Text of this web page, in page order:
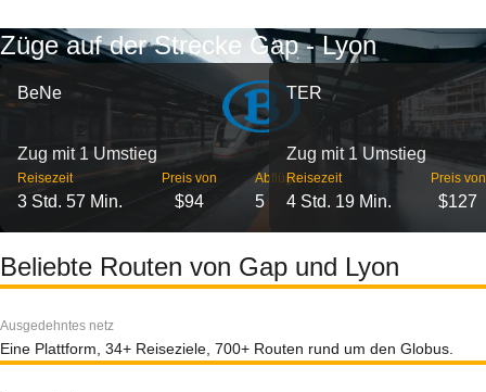
Züge auf der Strecke Gap - Lyon
BeNe
Zug mit 1 Umstieg
Reisezeit
3 Std. 57 Min.
Preis von
$94
Abflüge
5
TER
Zug mit 1 Umstieg
Reisezeit
4 Std. 19 Min.
Preis von
$127
Beliebte Routen von Gap und Lyon
Ausgedehntes netz
Eine Plattform, 34+ Reiseziele, 700+ Routen rund um den Globus.